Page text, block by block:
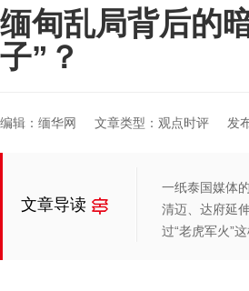
缅甸乱局背后的
子”？
编辑：缅华网 文章类型：观点时评 发
文章导读
一纸泰国媒体
清迈、达府延
过“老虎军火”